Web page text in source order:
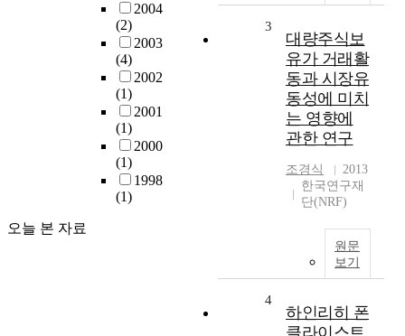
2004
(2)
2003
(4)
2002
(1)
2001
(1)
2000
(1)
1998
(1)
오늘 본 자료
3
대량주식보
유가 거래활
동과 시장유
동성에 미치
는 영향에
관한 연구
조경식
2013
한국연구재
단(NRF)
원문
보기
4
하인리히 폰